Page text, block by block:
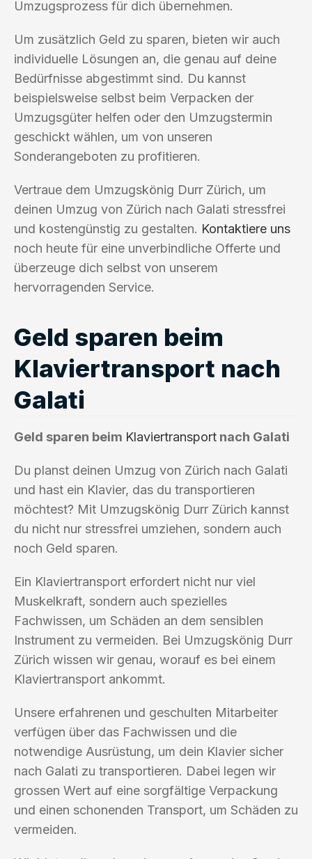
Umzugsprozess für dich übernehmen.
Um zusätzlich Geld zu sparen, bieten wir auch
individuelle Lösungen an, die genau auf deine
Bedürfnisse abgestimmt sind. Du kannst
beispielsweise selbst beim Verpacken der
Umzugsgüter helfen oder den Umzugstermin
geschickt wählen, um von unseren
Sonderangeboten zu profitieren.
Vertraue dem Umzugskönig Durr Zürich, um
deinen Umzug von Zürich nach Galati stressfrei
und kostengünstig zu gestalten. Kontaktiere uns
noch heute für eine unverbindliche Offerte und
überzeuge dich selbst von unserem
hervorragenden Service.
Geld sparen beim
Klaviertransport nach
Galati
Geld sparen beim Klaviertransport nach Galati
Du planst deinen Umzug von Zürich nach Galati
und hast ein Klavier, das du transportieren
möchtest? Mit Umzugskönig Durr Zürich kannst
du nicht nur stressfrei umziehen, sondern auch
noch Geld sparen.
Ein Klaviertransport erfordert nicht nur viel
Muskelkraft, sondern auch spezielles
Fachwissen, um Schäden an dem sensiblen
Instrument zu vermeiden. Bei Umzugskönig Durr
Zürich wissen wir genau, worauf es bei einem
Klaviertransport ankommt.
Unsere erfahrenen und geschulten Mitarbeiter
verfügen über das Fachwissen und die
notwendige Ausrüstung, um dein Klavier sicher
nach Galati zu transportieren. Dabei legen wir
grossen Wert auf eine sorgfältige Verpackung
und einen schonenden Transport, um Schäden zu
vermeiden.